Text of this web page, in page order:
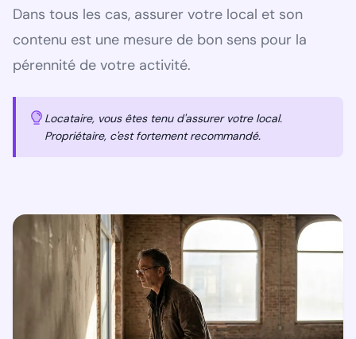
Dans tous les cas, assurer votre local et son
contenu est une mesure de bon sens pour la
pérennité de votre activité.
Locataire, vous êtes tenu d'assurer votre local.
Propriétaire, c'est fortement recommandé.